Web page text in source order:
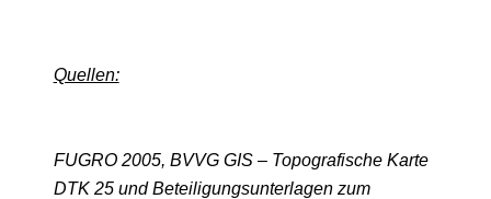
Quellen:
FUGRO 2005, BVVG GIS – Topografische Karte
DTK 25 und Beteiligungsunterlagen zum